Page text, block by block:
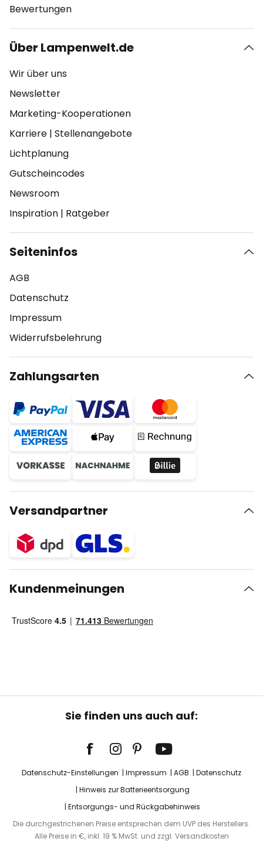
Bewertungen
Über Lampenwelt.de
Wir über uns
Newsletter
Marketing-Kooperationen
Karriere | Stellenangebote
Lichtplanung
Gutscheincodes
Newsroom
Inspiration | Ratgeber
Seiteninfos
AGB
Datenschutz
Impressum
Widerrufsbelehrung
Zahlungsarten
Versandpartner
Kundenmeinungen
Sie finden uns auch auf:
Datenschutz-Einstellungen Impressum AGB
Datenschutz
Hinweis zur Batterieentsorgung
Entsorgungs- und Rückgabehinweis
Die durchgestrichenen Preise entsprechen dem UVP des Herstellers.
Alle Preise in €, inkl. 19 % MwSt. und zzgl. Versandkosten